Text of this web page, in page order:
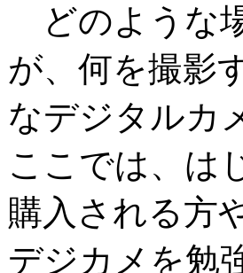
どのような
が、何を撮影
なデジタルカ
ここでは、は
購入される方
デジカメを勉